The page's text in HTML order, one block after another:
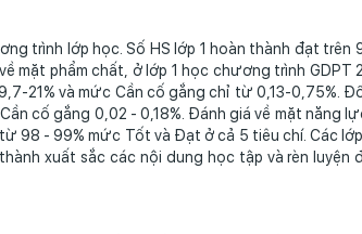
trình lớp học. Số HS lớp 1 hoàn thành đạt trên
mặt phẩm chất, ở lớp 1 học chương trình GDPT
21% và mức Cần cố gắng chỉ từ 0,13-0,75%.
cố gắng 0,02 - 0,18%. Đánh giá về mặt năng
98 - 99% mức Tốt và Đạt ở cả 5 tiêu chí. Các
xuất sắc các nội dung học tập và rèn luyện